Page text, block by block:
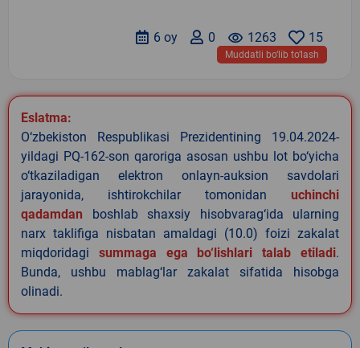
15
remove_red_eye 1263
0
6 oy
Muddatli bo‘lib to‘lash
Eslatma:
O‘zbekiston Respublikasi Prezidentining 19.04.2024-
yildagi PQ-162-son qaroriga asosan ushbu lot bo‘yicha
o‘tkaziladigan elektron onlayn-auksion savdolari
jarayonida, ishtirokchilar tomonidan uchinchi
qadamdan boshlab shaxsiy hisobvarag‘ida ularning
narx taklifiga nisbatan amaldagi (10.0) foizi zakalat
miqdoridagi summaga ega bo‘lishlari talab etiladi.
Bunda, ushbu mablag‘lar zakalat sifatida hisobga
olinadi.